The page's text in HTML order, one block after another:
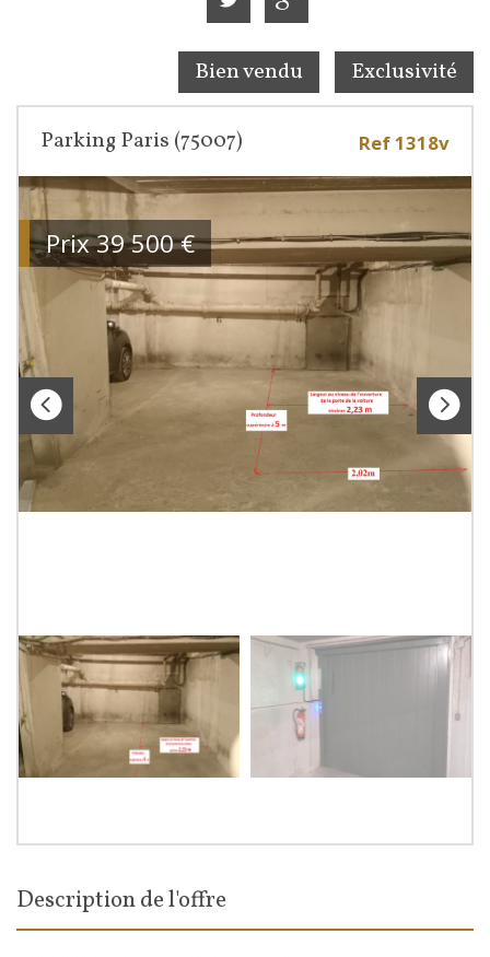
Bien vendu Exclusivité
Parking Paris (75007) Ref 1318v
Prix39 500€
description de l'offre